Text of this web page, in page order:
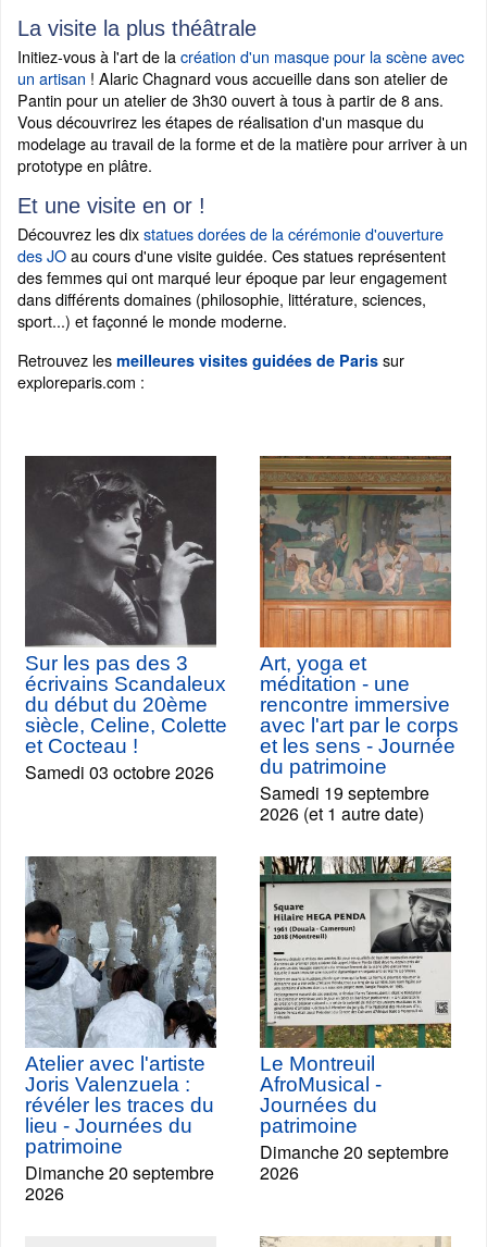
La visite la plus théâtrale
Initiez-vous à l'art de lacréation d'un masque pour la scène avec
un artisan ! Alaric Chagnard vous accueille dans son atelier de
Pantin pour un atelier de 3h30 ouvert à tous à partir de 8 ans.
Vous découvrirez les étapes de réalisation d'un masque du
modelage au travail de la forme et de la matière pour arriver à un
prototype en plâtre.
Et une visite en or !
Découvrez les dixstatues dorées de la cérémonie d'ouverture
des JOau cours d'une visite guidée. Ces statues représentent
des femmes qui ont marqué leur époque par leur engagement
dans différents domaines (philosophie, littérature, sciences,
sport...) et façonné le monde moderne.
Retrouvez les meilleures visites guidées de Paris sur
exploreparis.com :
Sur les pas des 3
écrivains Scandaleux
du début du 20ème
siècle, Celine, Colette
et Cocteau !
Samedi 03 octobre 2026
Art, yoga et
méditation - une
rencontre immersive
avec l'art par le corps
et les sens - Journée
du patrimoine
Samedi 19 septembre
2026 (et 1 autre date)
Atelier avec l'artiste
Joris Valenzuela :
révéler les traces du
lieu - Journées du
patrimoine
Dimanche 20 septembre
2026
Le Montreuil
AfroMusical -
Journées du
patrimoine
Dimanche 20 septembre
2026